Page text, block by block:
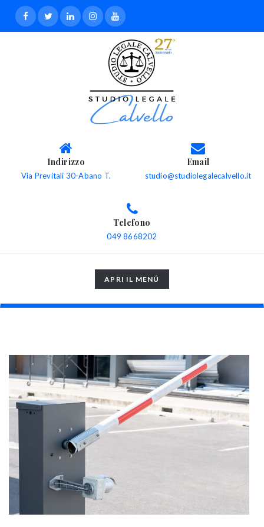
Indirizzo
Via Previtali 30-Abano T.
Email
studio@studiolegalecalvello.it
Telefono
049 8668202
TOGGLE
NAVIGATION
APRI IL MENÚ